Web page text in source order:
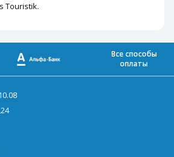
Touristik.
Все способы
оплаты